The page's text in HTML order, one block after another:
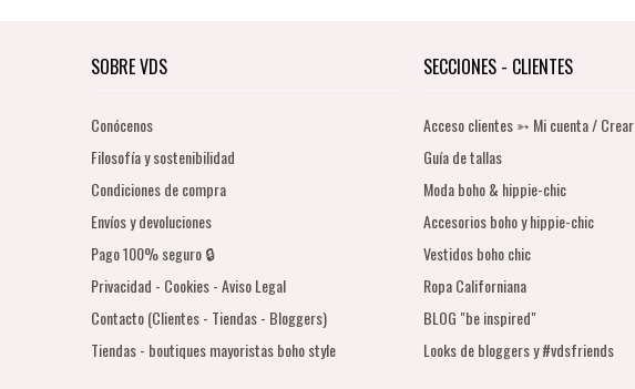
SOBRE VDS
Conócenos
Filosofía y sostenibilidad
Condiciones de compra
Envíos y devoluciones
Pago 100% seguro 🔒
Privacidad - Cookies - Aviso Legal
Contacto (Clientes - Tiendas - Bloggers)
Tiendas - boutiques mayoristas boho style
SECCIONES - CLIENTES
Acceso clientes ➳ Mi cuenta / Crear
Guía de tallas
Moda boho & hippie-chic
Accesorios boho y hippie-chic
Vestidos boho chic
Ropa Californiana
BLOG "be inspired"
Looks de bloggers y #vdsfriends